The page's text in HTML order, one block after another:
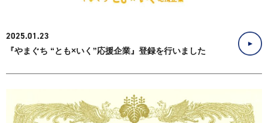
2025.01.23
『やまぐち “とも×いく”応援企業』登録を行いました